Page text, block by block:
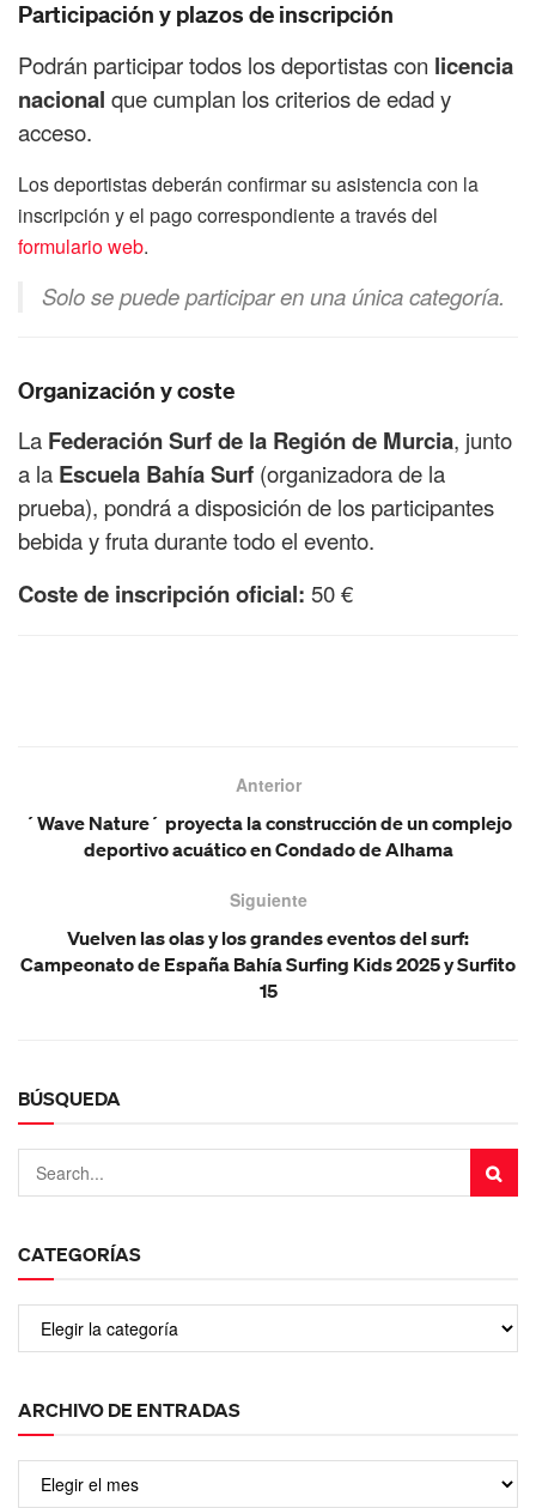
Participación y plazos de inscripción
Podrán participar todos los deportistas con licencia
nacional que cumplan los criterios de edad y
acceso.
Los deportistas deberán confirmar su asistencia con la
inscripción y el pago correspondiente a través del
formulario web.
Solo se puede participar en una única categoría.
Organización y coste
La Federación Surf de la Región de Murcia, junto
a la Escuela Bahía Surf (organizadora de la
prueba), pondrá a disposición de los participantes
bebida y fruta durante todo el evento.
Coste de inscripción oficial: 50 €
Anterior
´Wave Nature´ proyecta la construcción de un complejo
deportivo acuático en Condado de Alhama
Siguiente
Vuelven las olas y los grandes eventos del surf:
Campeonato de España Bahía Surfing Kids 2025 y Surfito
15
BÚSQUEDA
CATEGORÍAS
ARCHIVO DE ENTRADAS